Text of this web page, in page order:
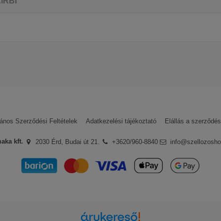
szívügyén viseli, hogy a vásárlói nap mint nap minél tisztább
eszközeik ugyanis - legyen az akár egy légtisztító, egy
mégis megfizethetőek, így bármilyen költségvetéssel is
Szerződési Feltételek Adatkezelési tájékoztató Elállás a
kft. 2030 Érd, Budai út 21. +3620/960-8840